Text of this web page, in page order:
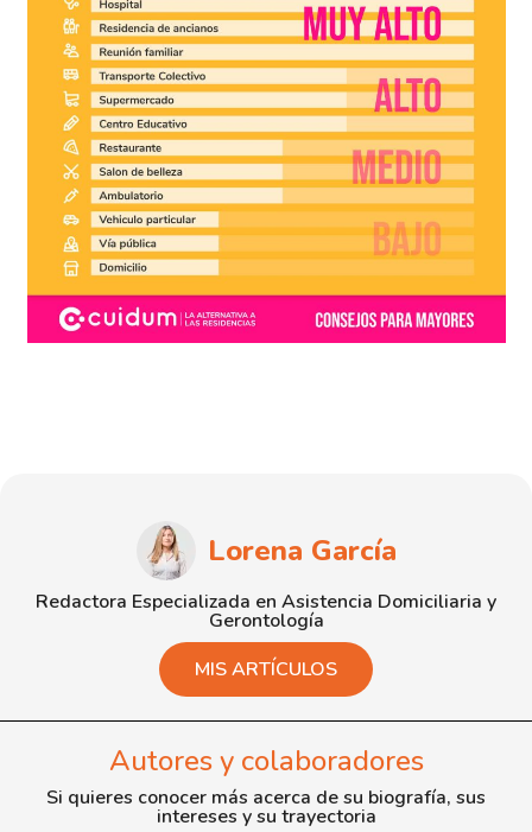
Lorena García
Redactora Especializada en Asistencia Domiciliaria y
Gerontología
MIS ARTÍCULOS
Autores y colaboradores
Si quieres conocer más acerca de su biografía, sus
intereses y su trayectoria